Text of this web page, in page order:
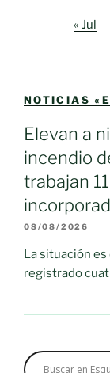
« Jul
NOTICIAS
Elevan a
incendio
trabajan
08/08/2026
La situación
registrado